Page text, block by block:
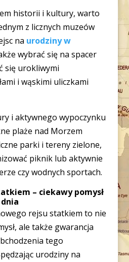
historii i kultury, warto
z licznych muzeów
na urodziny w
wybrać się na spacer
się urokliwymi
i wąskimi uliczkami
i aktywnego wypoczynku
plaże nad Morzem
parki i tereny zielone,
piknik lub aktywnie
czy wodnych sportach.
– ciekawy pomysł
rejsu statkiem to nie
ale także gwarancja
tego
urodziny na